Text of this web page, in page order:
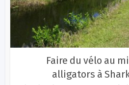
Faire du vélo au
alligators à